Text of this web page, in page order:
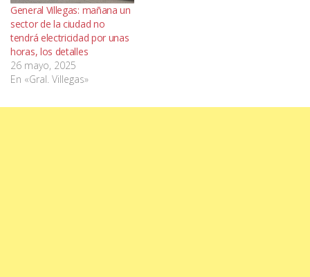
General Villegas: mañana un
sector de la ciudad no
tendrá electricidad por unas
horas, los detalles
26 mayo, 2025
En «Gral. Villegas»